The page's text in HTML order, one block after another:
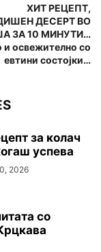
ХИТ РЕЦЕПТ,
ДЕСЕРТ ВО
ЗА 10 МИНУТИ…
и освежително со
евтини состојки…
за колач
успева
2026
со